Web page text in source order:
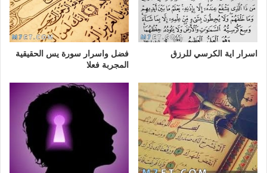
اسرار اية الكرسي للرزق
فضل واسرار سورة يس الحقيقية
المجربة فعلا